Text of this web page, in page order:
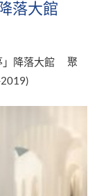
落大館
」降落大館 聚